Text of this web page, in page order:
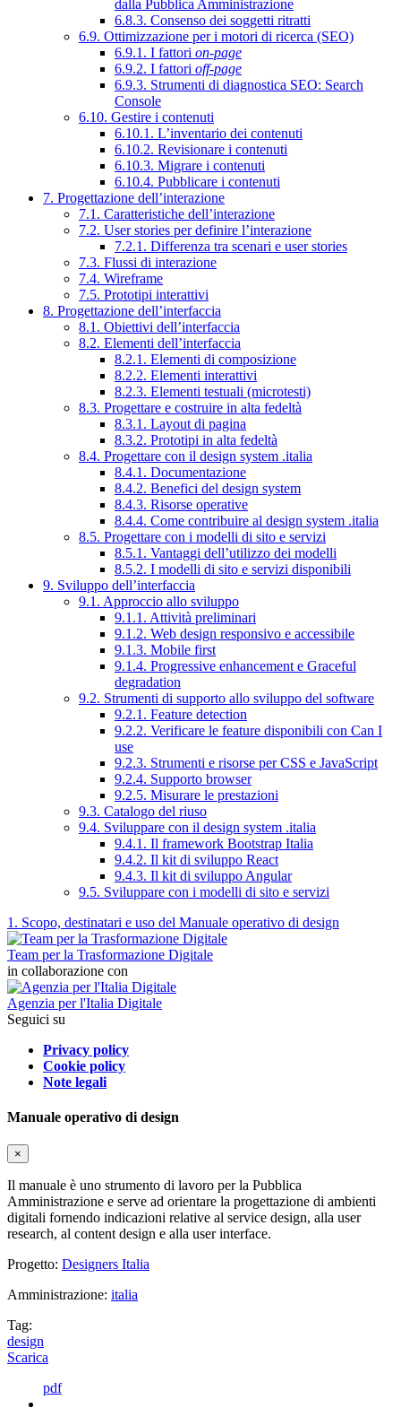
dalla Pubblica Amministrazione
6.8.3. Consenso dei soggetti ritratti
6.9. Ottimizzazione per i motori di ricerca (SEO)
6.9.1. I fattori on-page
6.9.2. I fattori off-page
6.9.3. Strumenti di diagnostica SEO: Search
Console
6.10. Gestire i contenuti
6.10.1. L’inventario dei contenuti
6.10.2. Revisionare i contenuti
6.10.3. Migrare i contenuti
6.10.4. Pubblicare i contenuti
7. Progettazione dell’interazione
7.1. Caratteristiche dell’interazione
7.2. User stories per definire l’interazione
7.2.1. Differenza tra scenari e user stories
7.3. Flussi di interazione
7.4. Wireframe
7.5. Prototipi interattivi
8. Progettazione dell’interfaccia
8.1. Obiettivi dell’interfaccia
8.2. Elementi dell’interfaccia
8.2.1. Elementi di composizione
8.2.2. Elementi interattivi
8.2.3. Elementi testuali (microtesti)
8.3. Progettare e costruire in alta fedeltà
8.3.1. Layout di pagina
8.3.2. Prototipi in alta fedeltà
8.4. Progettare con il design system .italia
8.4.1. Documentazione
8.4.2. Benefici del design system
8.4.3. Risorse operative
8.4.4. Come contribuire al design system .italia
8.5. Progettare con i modelli di sito e servizi
8.5.1. Vantaggi dell’utilizzo dei modelli
8.5.2. I modelli di sito e servizi disponibili
9. Sviluppo dell’interfaccia
9.1. Approccio allo sviluppo
9.1.1. Attività preliminari
9.1.2. Web design responsivo e accessibile
9.1.3. Mobile first
9.1.4. Progressive enhancement e Graceful
degradation
9.2. Strumenti di supporto allo sviluppo del software
9.2.1. Feature detection
9.2.2. Verificare le feature disponibili con Can I
use
9.2.3. Strumenti e risorse per CSS e JavaScript
9.2.4. Supporto browser
9.2.5. Misurare le prestazioni
9.3. Catalogo del riuso
9.4. Sviluppare con il design system .italia
9.4.1. Il framework Bootstrap Italia
9.4.2. Il kit di sviluppo React
9.4.3. Il kit di sviluppo Angular
9.5. Sviluppare con i modelli di sito e servizi
1. Scopo, destinatari e uso del Manuale operativo di design
Team per la Trasformazione Digitale
in collaborazione con
Agenzia per l'Italia Digitale
Seguici su
Privacy policy
Cookie policy
Note legali
Manuale operativo di design
×
Il manuale è uno strumento di lavoro per la Pubblica
Amministrazione e serve ad orientare la progettazione di ambienti
digitali fornendo indicazioni relative al service design, alla user
research, al content design e alla user interface.
Progetto: Designers Italia
Amministrazione: italia
Tag:
design
Scarica
pdf